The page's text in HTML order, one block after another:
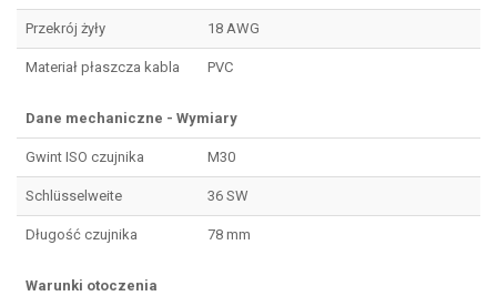
Przekrój żyły 18 AWG
Materiał płaszcza kabla PVC
Dane mechaniczne - Wymiary
Gwint ISO czujnika M30
Schlüsselweite 36 SW
Długość czujnika 78 mm
Warunki otoczenia